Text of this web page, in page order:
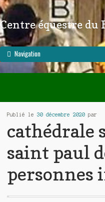
Aller à la navigation
Aller au contenu
Centre équestre du
Navigation
Publié le 30 décembre 2020par
cathédrale
saint paul
personnes